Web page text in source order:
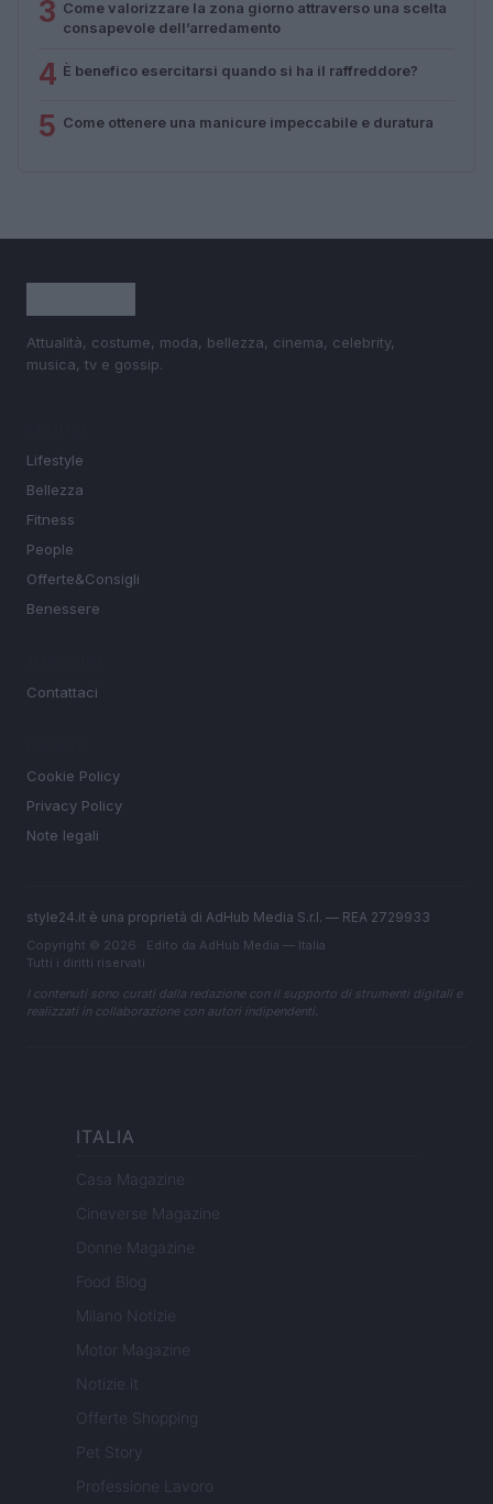
3 Come valorizzare la zona giorno attraverso una scelta
consapevole dell’arredamento
4 È benefico esercitarsi quando si ha il raffreddore?
5 Come ottenere una manicure impeccabile e duratura
Attualità, costume, moda, bellezza, cinema, celebrity,
musica, tv e gossip.
Lifestyle
Bellezza
Fitness
People
Offerte&Consigli
Benessere
Contattaci
Cookie Policy
Privacy Policy
Note legali
style24.it è una proprietà di AdHub Media S.r.l. — REA 2729933
Copyright © 2026 · Edito da AdHub Media — Italia
Tutti i diritti riservati
I contenuti sono curati dalla redazione con il supporto di strumenti digitali e
realizzati in collaborazione con autori indipendenti.
ITALIA
Casa Magazine
Cineverse Magazine
Donne Magazine
Food Blog
Milano Notizie
Motor Magazine
Notizie.it
Offerte Shopping
Pet Story
Professione Lavoro